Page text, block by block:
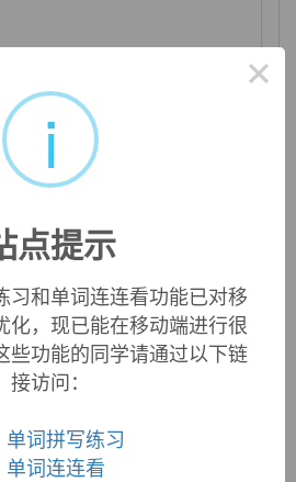
外地
×
i
点提示
习和单词连连看功能已对移
化，现已能在移动端进行很
些功能的同学请通过以下链
接访问：
单词拼写练习
单词连连看